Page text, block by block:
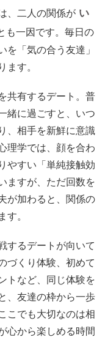
、二人の関係が い
も一因です。毎日の
を「気の合う友達」
ます。
共有するデート。普
緒に過ごすと、いつ
、相手を新鮮に意識
理学では、顔を合わ
やすい「単純接触効
ますが、ただ回数を
が加わると、関係の
す。
するデートが向いて
づくり体験、初めて
トなど、同じ体験を
、友達の枠から一歩
こでも大切なのは相
心から楽しめる時間